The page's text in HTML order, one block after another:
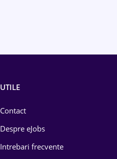
UTILE
Contact
Despre eJobs
Intrebari frecvente